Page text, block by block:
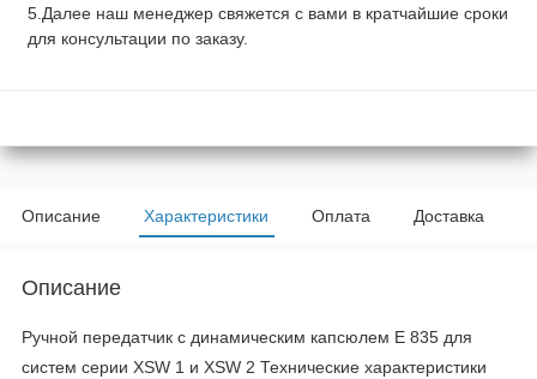
5.Далее наш менеджер свяжется с вами в кратчайшие сроки
для консультации по заказу.
Описание Характеристики Оплата Доставка
Описание
Ручной передатчик с динамическим капсюлем E 835 для
систем серии XSW 1 и XSW 2 Технические характеристики